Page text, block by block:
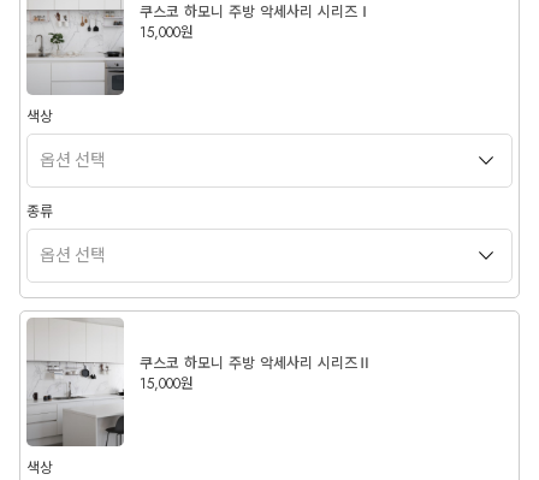
쿠스코 하모니 주방 악세사리 시리즈Ⅰ
15,000원
색상
종류
쿠스코 하모니 주방 악세사리 시리즈Ⅱ
15,000원
색상